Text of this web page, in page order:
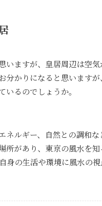
ますが、皇居周辺は空気
分かりになると思いますが
るのでしょうか。
ネルギー、自然との調和
所があり、東京の風水を
身の生活や環境に風水の視